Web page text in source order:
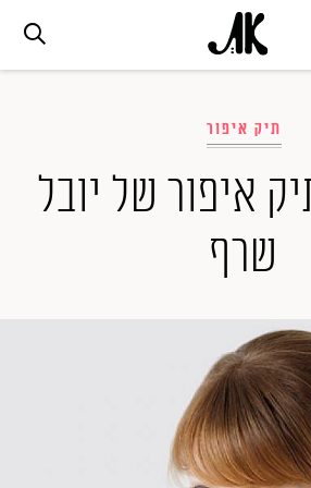
אופנה
ביוטי
סלבס
ערוצים נוספים
המגזין
תיק איפור
איפור של יובל
שרף